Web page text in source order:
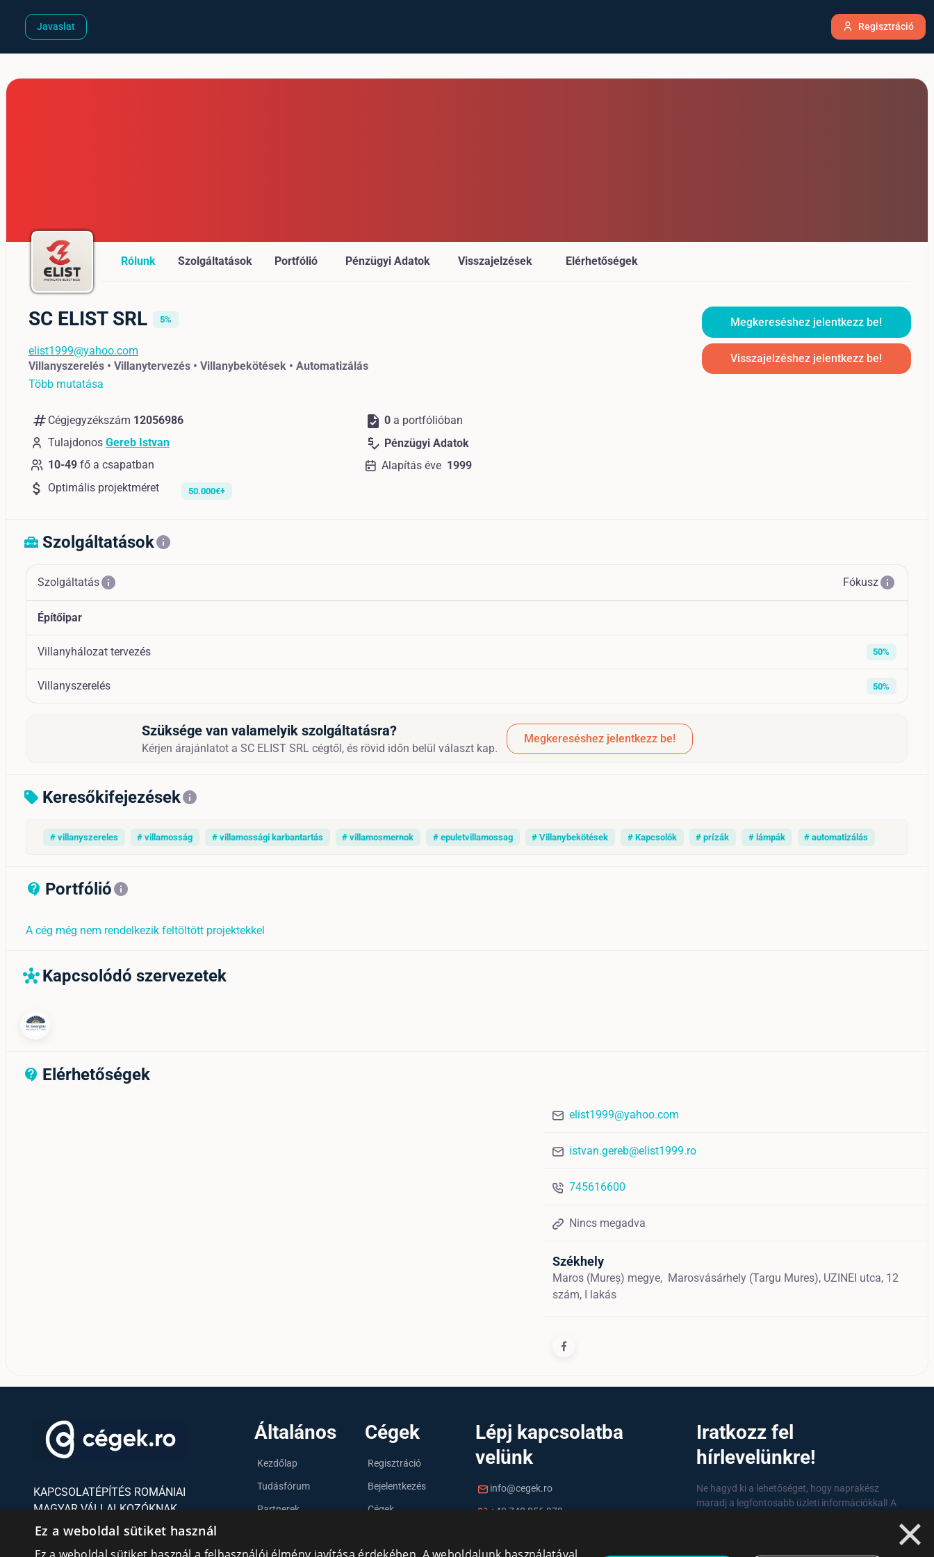
Regisztráció
Javaslat
Rólunk Szolgáltatások Portfólió Pénzügyi Adatok Visszajelzések Elérhetőségek
SC ELIST SRL 5%
elist1999@yahoo.com
Villanyszerelés • Villanytervezés • Villanybekötések • Automatizálás
Több mutatása
numbers Cégjegyzékszám 12056986
Tulajdonos Gereb Istvan
10-49 fő a csapatban
task 0 a portfólióban
price_check Pénzügyi Adatok
Alapítás éve 1999
attach_money Optimális projektméret 50.000€+
Megkereséshez jelentkezz be!
Visszajelzéshez jelentkezz be!
home_repair_service Szolgáltatásokinfo
Szolgáltatásinfo Fókuszinfo
Építőipar
Villanyhálozat tervezés 50%
Villanyszerelés 50%
Szüksége van valamelyik szolgáltatásra?
Kérjen árajánlatot a SC ELIST SRL cégtől, és rövid időn belül választ kap.
Megkereséshez jelentkezz be!
sell Keresőkifejezésekinfo
# villanyszereles # villamosság # villamossági karbantartás # villamosmernok # epuletvillamossag # Villanybekötések # Kapcsolók # prízák # lámpák # automatizálás
contact_support_outline
Portfólióinfo
A cég még nem rendelkezik feltöltött projektekkel
hub Kapcsolódó szervezetek
contact_support_outline
Elérhetőségek
elist1999@yahoo.com
istvan.gereb@elist1999.ro
745616600
Nincs megadva
Székhely
Maros (Mureș) megye, Marosvásárhely (Targu Mures), UZINEI utca, 12
szám, I lakás
KAPCSOLATÉPÍTÉS ROMÁNIAI
MAGYAR VÁLLALKOZÓKNAK
Általános
Kezdőlap
Tudásfórum
Partnerek
Cégek
Regisztráció
Bejelentkezés
Cégek
Lépj kapcsolatba
velünk
info@cegek.ro
+40 740 856 970
Iratkozz fel
hírlevelünkre!
Ne hagyd ki a lehetőséget, hogy naprakész
maradj a legfontosabb üzleti információkkal! A
×
Ez a weboldal sütiket használ